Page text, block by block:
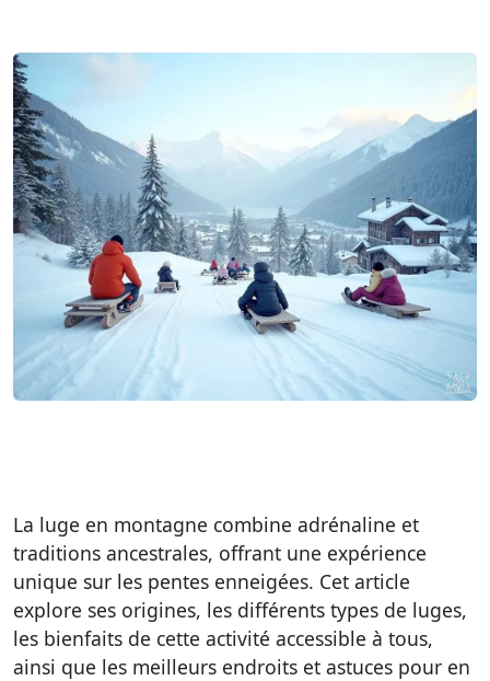
La luge en montagne combine adrénaline et
traditions ancestrales, offrant une expérience
unique sur les pentes enneigées. Cet article
explore ses origines, les différents types de luges,
les bienfaits de cette activité accessible à tous,
ainsi que les meilleurs endroits et astuces pour en